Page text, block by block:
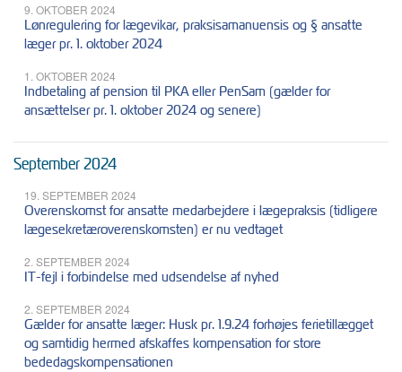
9. OKTOBER 2024
Lønregulering for lægevikar, praksisamanuensis og § ansatte
læger pr. 1. oktober 2024
1. OKTOBER 2024
Indbetaling af pension til PKA eller PenSam (gælder for
ansættelser pr. 1. oktober 2024 og senere)
September 2024
19. SEPTEMBER 2024
Overenskomst for ansatte medarbejdere i lægepraksis (tidligere
lægesekretæroverenskomsten) er nu vedtaget
2. SEPTEMBER 2024
IT-fejl i forbindelse med udsendelse af nyhed
2. SEPTEMBER 2024
Gælder for ansatte læger: Husk pr. 1.9.24 forhøjes ferietillægget
og samtidig hermed afskaffes kompensation for store
bededagskompensationen